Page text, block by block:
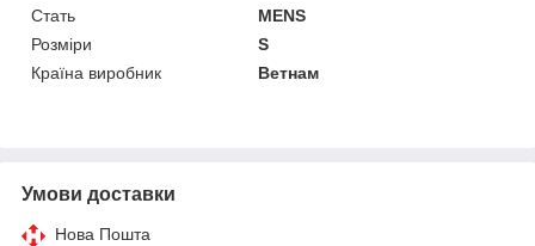
Стать
MENS
Розміри
S
Країна виробник
Ветнам
Умови доставки
Нова Пошта